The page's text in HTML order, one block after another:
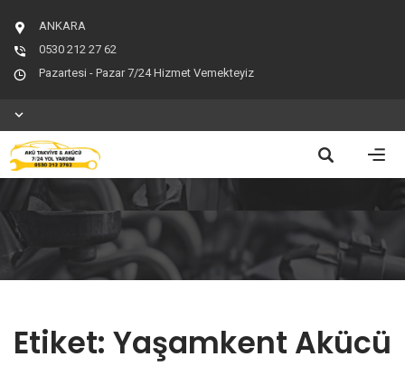
ANKARA
0530 212 27 62
Pazartesi - Pazar 7/24 Hizmet Vemekteyiz
Etiket: Yaşamkent Akücü